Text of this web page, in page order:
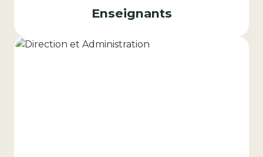
Enseignants